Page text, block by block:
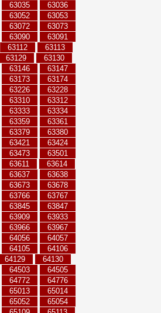
63035
63036
63052
63053
63072
63073
63090
63091
63112
63113
63129
63130
63146
63147
63173
63174
63226
63228
63310
63312
63333
63334
63359
63361
63379
63380
63421
63424
63473
63501
63611
63614
63637
63638
63673
63678
63766
63767
63845
63847
63909
63933
63966
63967
64056
64057
64105
64106
64129
64130
64503
64505
64772
64776
65013
65014
65052
65054